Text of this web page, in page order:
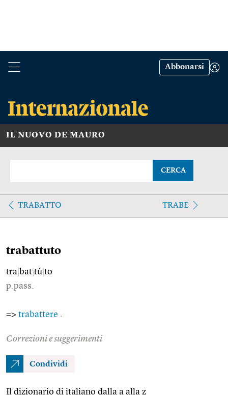
Abbonarsi
IL NUOVO DE MAURO
CERCA
TRABATTO TRABE
trabattuto
tra bat tù to
p.pass.
=> trabattere
Correzioni e suggerimenti
Condividi
Il dizionario di italiano dalla a alla z